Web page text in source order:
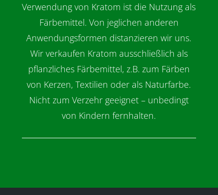
Verwendung von Kratom ist die Nutzung als
Färbemittel. Von jeglichen anderen
Anwendungsformen distanzieren wir uns.
Wir verkaufen Kratom ausschließlich als
pflanzliches Färbemittel, z.B. zum Färben
von Kerzen, Textilien oder als Naturfarbe.
Nicht zum Verzehr geeignet – unbedingt
von Kindern fernhalten.